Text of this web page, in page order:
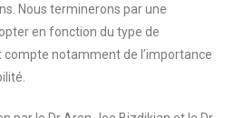
Nous terminerons par une
en fonction du type de
notamment de l’importance